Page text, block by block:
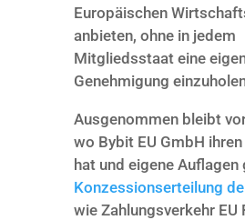
Europäischen
anbieten, ohne in jedem
Mitgliedsstaat eine
Genehmigung
Ausgenommen bleibt
wo Bybit EU GmbH
hat und eigene Auflagen
Konzessionserteilung
wie Zahlungsverkehr EU